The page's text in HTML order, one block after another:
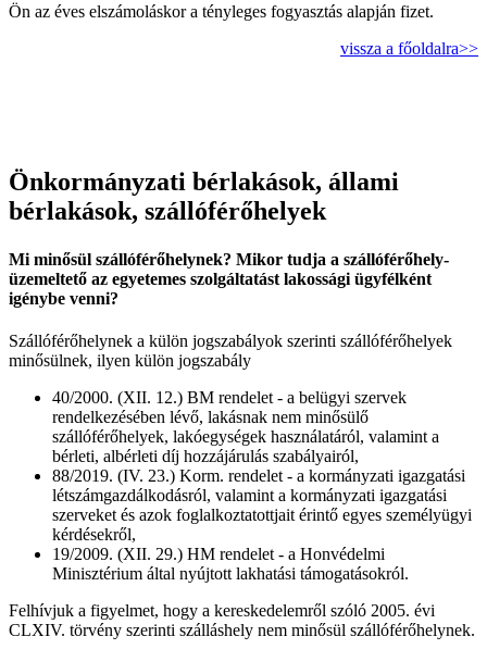
Ön az éves elszámoláskor a tényleges fogyasztás alapján fizet.
vissza a főoldalra>>
Önkormányzati bérlakások, állami
bérlakások, szállóférőhelyek
Mi minősül szállóférőhelynek? Mikor tudja a szállóférőhely-
üzemeltető az egyetemes szolgáltatást lakossági ügyfélként
igénybe venni?
Szállóférőhelynek a külön jogszabályok szerinti szállóférőhelyek
minősülnek, ilyen külön jogszabály
40/2000. (XII. 12.) BM rendelet - a belügyi szervek
rendelkezésében lévő, lakásnak nem minősülő
szállóférőhelyek, lakóegységek használatáról, valamint a
bérleti, albérleti díj hozzájárulás szabályairól,
88/2019. (IV. 23.) Korm. rendelet - a kormányzati igazgatási
létszámgazdálkodásról, valamint a kormányzati igazgatási
szerveket és azok foglalkoztatottjait érintő egyes személyügyi
kérdésekről,
19/2009. (XII. 29.) HM rendelet - a Honvédelmi
Minisztérium által nyújtott lakhatási támogatásokról.
Felhívjuk a figyelmet, hogy a kereskedelemről szóló 2005. évi
CLXIV. törvény szerinti szálláshely nem minősül szállóférőhelynek.